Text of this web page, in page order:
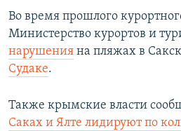
Во время прошлого
Министерство курортов и
нарушения на пляжах в
Судаке.
Также крымские власти
Саках и Ялте лидируют по